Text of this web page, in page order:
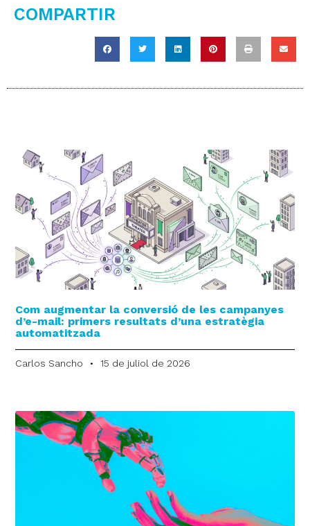
COMPARTIR
Com augmentar la conversió de les campanyes
d’e-mail: primers resultats d’una estratègia
automatitzada
Carlos Sancho 15 de juliol de 2026